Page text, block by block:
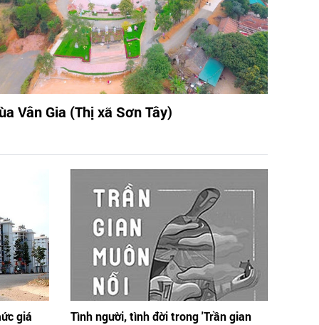
Vân Gia (Thị xã Sơn Tây)
giá
Tình người, tình đời trong 'Trần gian